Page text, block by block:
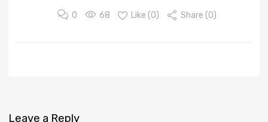
0 68 Like (0) Share (0)
Leave a Reply